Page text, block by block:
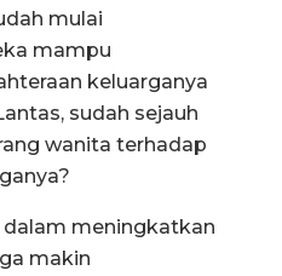
mulai
mampu
keluarganya
sudah sejauh
wanita terhadap
meningkatkan
makin